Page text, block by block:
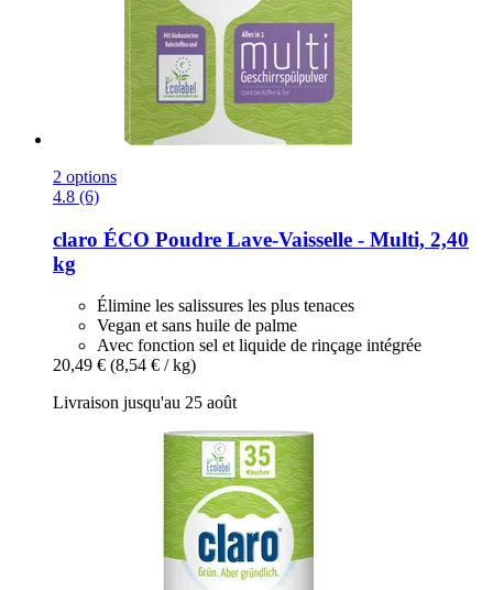
2 options
4.8 (6)
claro ÉCO Poudre Lave-​Vaisselle -​ Multi, 2,40
kg
Élimine les salissures les plus tenaces
Vegan et sans huile de palme
Avec fonction sel et liquide de rinçage intégrée
20,49 € (8,54 € / kg)
Livraison jusqu'au 25 août